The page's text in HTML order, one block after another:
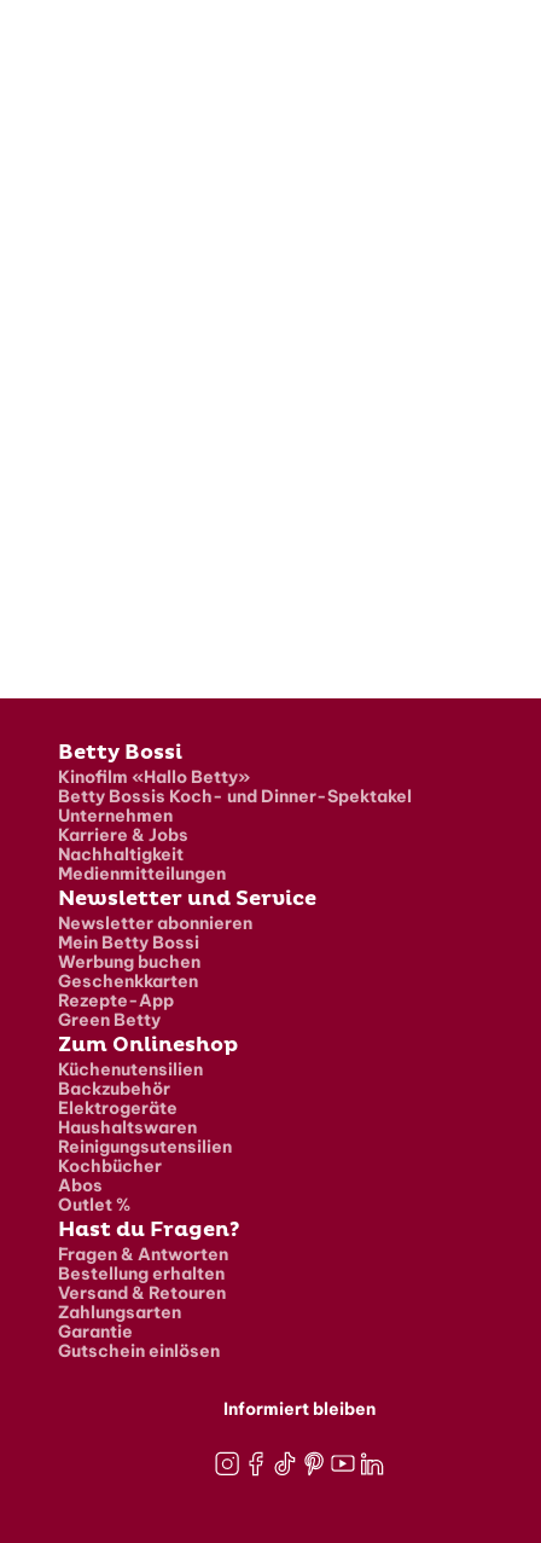
Fusszeile
Betty Bossi
Kinofilm «Hallo Betty»
Betty Bossis Koch- und Dinner-Spektakel
Unternehmen
Karriere & Jobs
Nachhaltigkeit
Medienmitteilungen
Newsletter und Service
Newsletter abonnieren
Mein Betty Bossi
Werbung buchen
Geschenkkarten
Rezepte-App
Green Betty
Zum Onlineshop
Küchenutensilien
Backzubehör
Elektrogeräte
Haushaltswaren
Reinigungsutensilien
Kochbücher
Abos
Outlet %
Hast du Fragen?
Fragen & Antworten
Bestellung erhalten
Versand & Retouren
Zahlungsarten
Garantie
Gutschein einlösen
Informiert bleiben